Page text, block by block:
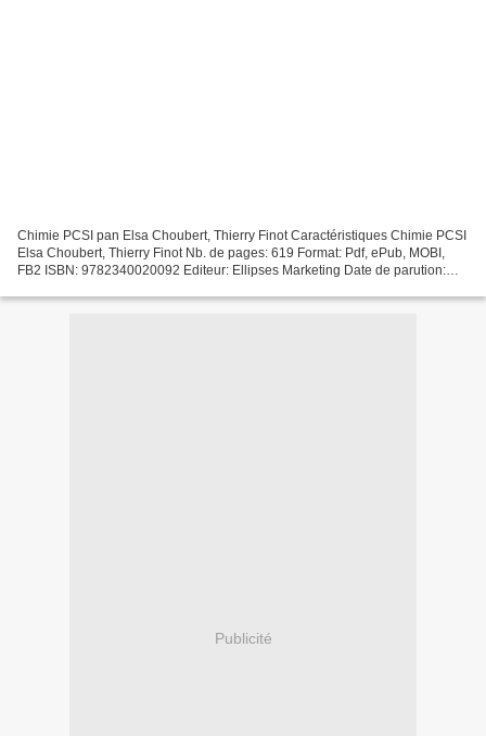
Chimie PCSI pan Elsa Choubert, Thierry Finot Caractéristiques Chimie PCSI
Elsa Choubert, Thierry Finot Nb. de pages: 619 Format: Pdf, ePub, MOBI,
FB2 ISBN: 9782340020092 Editeur: Ellipses Marketing Date de parution:
Publicité